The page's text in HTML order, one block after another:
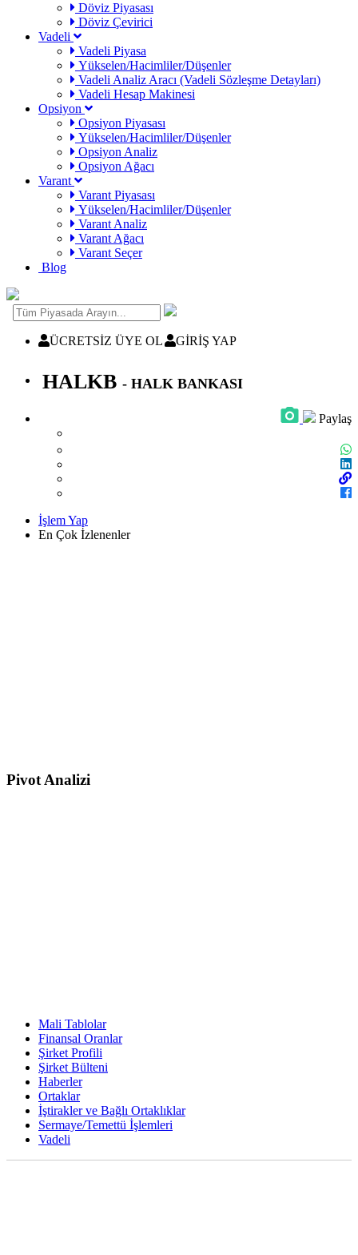
Döviz Piyasası
Döviz Çevirici
Vadeli
Vadeli Piyasa
Yükselen/Hacimliler/Düşenler
Vadeli Analiz Aracı (Vadeli Sözleşme Detayları)
Vadeli Hesap Makinesi
Opsiyon
Opsiyon Piyasası
Yükselen/Hacimliler/Düşenler
Opsiyon Analiz
Opsiyon Ağacı
Varant
Varant Piyasası
Yükselen/Hacimliler/Düşenler
Varant Analiz
Varant Ağacı
Varant Seçer
Blog
ÜCRETSİZ ÜYE OL GİRİŞ YAP
HALKB - HALK BANKASI
Paylaş
İşlem Yap
En Çok İzlenenler
Pivot Analizi
Mali Tablolar
Finansal Oranlar
Şirket Profili
Şirket Bülteni
Haberler
Ortaklar
İştirakler ve Bağlı Ortaklıklar
Sermaye/Temettü İşlemleri
Vadeli